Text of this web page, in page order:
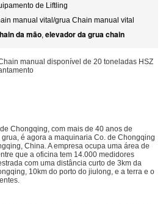
de Liftling
manual vital/grua Chain manual vital
da mão, elevador da grua chain
manual disponível de 20 toneladas HSZ
Chongqing, com mais de 40 anos de
é agora a maquinaria Co. de Chongqing
China. A empresa ocupa uma área de
que a oficina tem 14.000 medidores
com uma distância curto de 3km da
10km do porto do jiulong, e a terra e o